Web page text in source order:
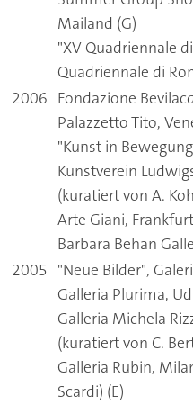
Mailand (G)
"XV Quadriennale
Quadriennale di
2006 Fondazione
Palazzetto Tito,
"Kunst in
Kunstverein
(kuratiert von A.
Arte Giani,
Barbara Behan
2005
"Neue Bilder",
Galleria Plurima,
Galleria Michela
(kuratiert von C.
Galleria Rubin,
Scardi) (E)